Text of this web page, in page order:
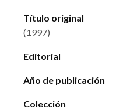
Título original
(1997)
Editorial
Año de publicación
Colección